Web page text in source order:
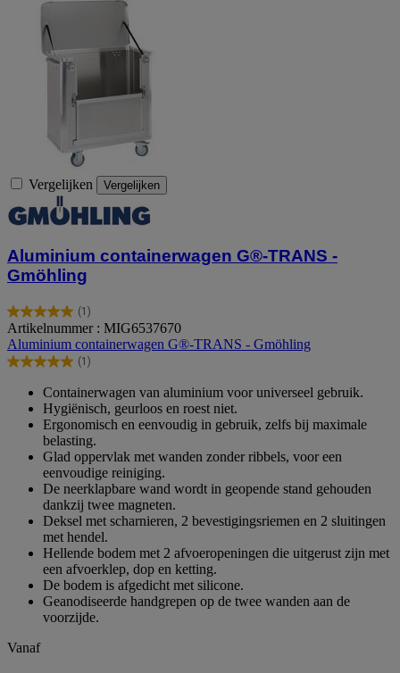
Vergelijken Vergelijken
Aluminium containerwagen G®-TRANS -
Gmöhling
(1)
5.0
van
de
5
beoordeling
Artikelnummer : MIG6537670
Aluminium containerwagen G®-TRANS - Gmöhling
(1)
5.0
sterren.
beoordeling
Containerwagen van aluminium voor universeel gebruik.
Hygiënisch, geurloos en roest niet.
Ergonomisch en eenvoudig in gebruik, zelfs bij maximale
belasting.
Glad oppervlak met wanden zonder ribbels, voor een
eenvoudige reiniging.
De neerklapbare wand wordt in geopende stand gehouden
dankzij twee magneten.
Deksel met scharnieren, 2 bevestigingsriemen en 2 sluitingen
met hendel.
Hellende bodem met 2 afvoeropeningen die uitgerust zijn met
een afvoerklep, dop en ketting.
De bodem is afgedicht met silicone.
Geanodiseerde handgrepen op de twee wanden aan de
voorzijde.
Vanaf